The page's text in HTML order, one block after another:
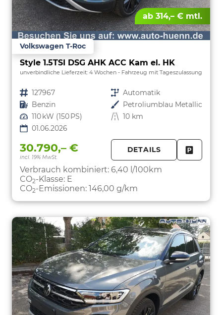
ab 314,– € mtl.
Volkswagen T-Roc
Style 1.5TSI DSG AHK ACC Kam el. HK
unverbindliche Lieferzeit: 4 Wochen Fahrzeug mit Tageszulassung
Fahrzeugnr. 127967 Getriebe Automatik
Kraftstoff Benzin Außenfarbe Petroliumblau Metallic
Leistung 110 kW (150 PS) Kilometerstand 10 km
01.06.2026
30.790,– €
incl. 19% MwSt.
DETAILS
Verbrauch kombiniert: 6,40 l/100km
CO2-Klasse: E
CO2-Emissionen: 146,00 g/km